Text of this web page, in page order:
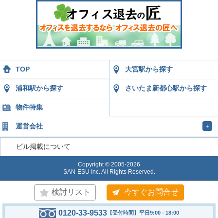
検討リスト 今すぐお問合せ
0120-33-9533 【受付時間】平日9:00 - 18:00
TOP 大宮駅から探す
浦和駅から探す さいたま新都心駅から探す
物件特集
運営会社 ＋
ビル掲載について
Copyright © 2005-2026
SAN-ESU Inc. All Rights Reserved.